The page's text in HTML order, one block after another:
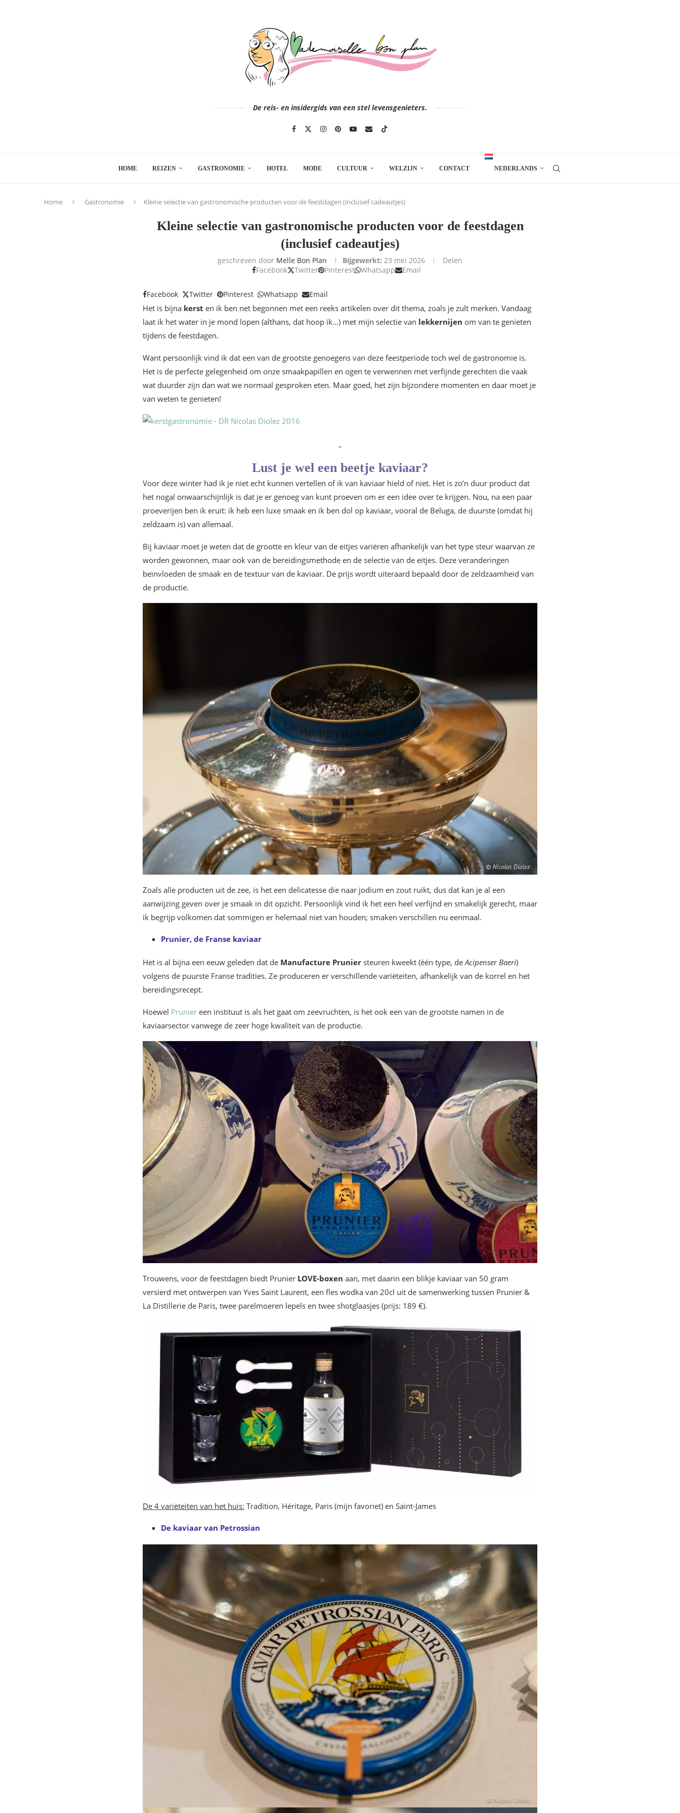
De reis- en insidergids van een stel levensgenieters.
HOME REIZEN GASTRONOMIE HOTEL MODE CULTUUR WELZIJN CONTACT NEDERLANDS
Home Gastronomie Kleine selectie van gastronomische producten voor de feestdagen (inclusief cadeautjes)
Kleine selectie van gastronomische producten voor de feestdagen
(inclusief cadeautjes)
geschreven door Melle Bon Plan Bijgewerkt: 23 mei 2026
Delen
Facebook
Twitter Pinterest Whatsapp Email
Facebook Twitter Pinterest Whatsapp Email
Het is bijna kerst en ik ben net begonnen met een reeks artikelen over dit thema, zoals je zult merken. Vandaag
laat ik het water in je mond lopen (althans, dat hoop ik…) met mijn selectie van lekkernijen om van te genieten
tijdens de feestdagen.
Want persoonlijk vind ik dat een van de grootste genoegens van deze feestperiode toch wel de gastronomie is.
Het is de perfecte gelegenheid om onze smaakpapillen en ogen te verwennen met verfijnde gerechten die vaak
wat duurder zijn dan wat we normaal gesproken eten. Maar goed, het zijn bijzondere momenten en daar moet je
van weten te genieten!
Lust je wel een beetje kaviaar?
Voor deze winter had ik je niet echt kunnen vertellen of ik van kaviaar hield of niet. Het is zo’n duur product dat
het nogal onwaarschijnlijk is dat je er genoeg van kunt proeven om er een idee over te krijgen. Nou, na een paar
proeverijen ben ik eruit: ik heb een luxe smaak en ik ben dol op kaviaar, vooral de Beluga, de duurste (omdat hij
zeldzaam is) van allemaal.
Bij kaviaar moet je weten dat de grootte en kleur van de eitjes variëren afhankelijk van het type steur waarvan ze
worden gewonnen, maar ook van de bereidingsmethode en de selectie van de eitjes. Deze veranderingen
beïnvloeden de smaak en de textuur van de kaviaar. De prijs wordt uiteraard bepaald door de zeldzaamheid van
de productie.
Zoals alle producten uit de zee, is het een delicatesse die naar jodium en zout ruikt, dus dat kan je al een
aanwijzing geven over je smaak in dit opzicht. Persoonlijk vind ik het een heel verfijnd en smakelijk gerecht, maar
ik begrijp volkomen dat sommigen er helemaal niet van houden; smaken verschillen nu eenmaal.
Prunier, de Franse kaviaar
Het is al bijna een eeuw geleden dat de Manufacture Prunier steuren kweekt (één type, deAcipenser Baeri)
volgens de puurste Franse tradities. Ze produceren er verschillende variëteiten, afhankelijk van de korrel en het
bereidingsrecept.
Hoewel Prunier een instituut is als het gaat om zeevruchten, is het ook een van de grootste namen in de
kaviaarsector vanwege de zeer hoge kwaliteit van de productie.
Trouwens, voor de feestdagen biedt Prunier LOVE-boxen aan, met daarin een blikje kaviaar van 50 gram
versierd met ontwerpen van Yves Saint Laurent, een fles wodka van 20cl uit de samenwerking tussen Prunier &
La Distillerie de Paris, twee parelmoeren lepels en twee shotglaasjes (prijs: 189 €).
De 4 variëteiten van het huis: Tradition, Héritage, Paris (mijn favoriet) en Saint-James
De kaviaar van Petrossian